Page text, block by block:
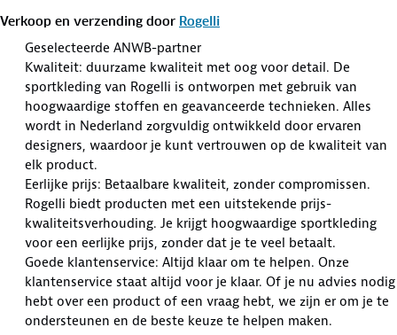
Verkoop en verzending door Rogelli
Geselecteerde ANWB-partner
Kwaliteit: duurzame kwaliteit met oog voor detail. De
sportkleding van Rogelli is ontworpen met gebruik van
hoogwaardige stoffen en geavanceerde technieken. Alles
wordt in Nederland zorgvuldig ontwikkeld door ervaren
designers, waardoor je kunt vertrouwen op de kwaliteit van
elk product.
Eerlijke prijs: Betaalbare kwaliteit, zonder compromissen.
Rogelli biedt producten met een uitstekende prijs-
kwaliteitsverhouding. Je krijgt hoogwaardige sportkleding
voor een eerlijke prijs, zonder dat je te veel betaalt.
Goede klantenservice: Altijd klaar om te helpen. Onze
klantenservice staat altijd voor je klaar. Of je nu advies nodig
hebt over een product of een vraag hebt, we zijn er om je te
ondersteunen en de beste keuze te helpen maken.